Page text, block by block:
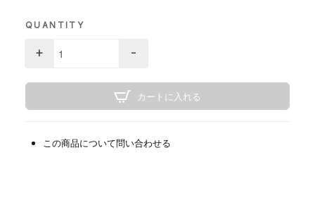
QUANTITY
+ -
カートに入れる
この商品について問い合わせる